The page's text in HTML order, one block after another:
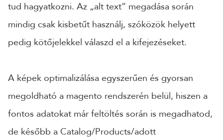
tud hagyatkozni. Az „alt text” megadása során
mindig csak kisbetűt használj, szóközök helyett
pedig kötőjelekkel válaszd el a kifejezéseket.
A képek optimalizálása egyszerűen és gyorsan
megoldható a magento rendszerén belül, hiszen a
fontos adatokat már feltöltés során is megadhatod,
de később a Catalog/Products/adott